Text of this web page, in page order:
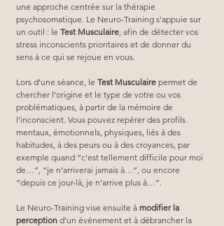
une approche centrée sur la thérapie
psychosomatique. Le Neuro-Training s’appuie sur
un outil : le Test Musculaire , afin de détecter vos
stress inconscients prioritaires et de donner du
sens à ce qui se rejoue en vous.
Lors d’une séance, le Test Musculaire permet de
chercher l’origine et le type de votre ou vos
problématiques, à partir de la mémoire de
l’inconscient. Vous pouvez repérer des profils
mentaux, émotionnels, physiques, liés à des
habitudes, à des peurs ou à des croyances, par
exemple quand “c’est tellement difficile pour moi
de…”, “je n’arriverai jamais à…”, ou encore
“depuis ce jour-là, je n’arrive plus à…”.
Le Neuro-Training vise ensuite à modifier la
perception d’un événement et à débrancher la